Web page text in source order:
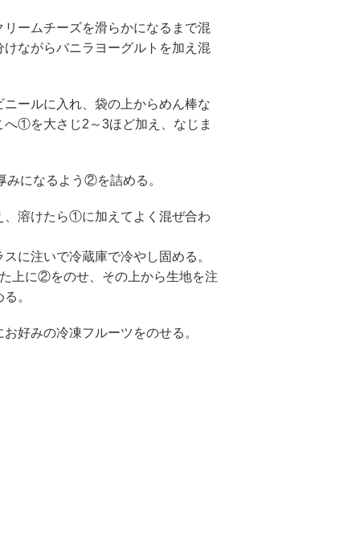
ームチーズを滑らかになるまで混
ながらバニラヨーグルトを加え混
ールに入れ、袋の上からめん棒な
へ①を大さじ2～3ほど加え、なじま
になるよう②を詰める。
溶けたら①に加えてよく混ぜ合わ
に注いで冷蔵庫で冷やし固める。
上に②をのせ、その上から生地を注
。
好みの冷凍フルーツをのせる。